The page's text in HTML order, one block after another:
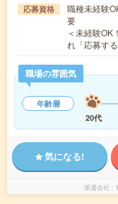
応募資格
職種未経験
要
＜未経験OK
れ「応募す
職場の雰囲気
年齢層
20代
気になる!
派遣会社